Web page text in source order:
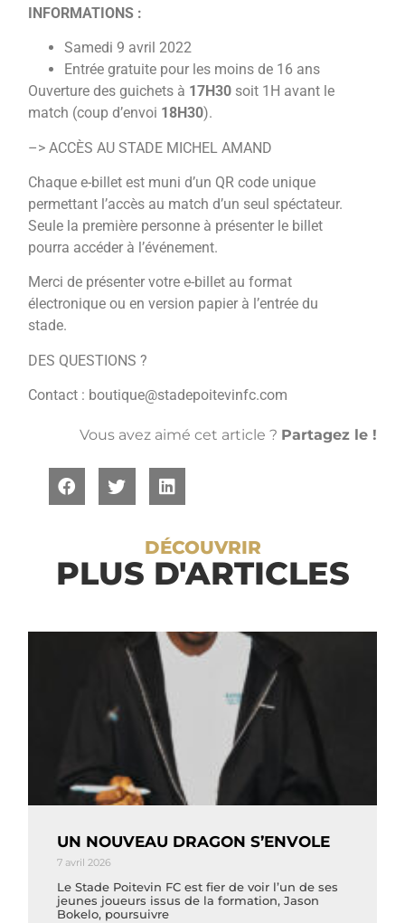
INFORMATIONS :
Samedi 9 avril 2022
Entrée gratuite pour les moins de 16 ans
Ouverture des guichets à 17H30 soit 1H avant le
match (coup d’envoi 18H30).
–> ACCÈS AU STADE MICHEL AMAND
Chaque e-billet est muni d’un QR code unique
permettant l’accès au match d’un seul spéctateur.
Seule la première personne à présenter le billet
pourra accéder à l’événement.
Merci de présenter votre e-billet au format
électronique ou en version papier à l’entrée du
stade.
DES QUESTIONS ?
Contact : boutique@stadepoitevinfc.com
Vous avez aimé cet article ? Partagez le !
DÉCOUVRIR
PLUS D'ARTICLES
UN NOUVEAU DRAGON S’ENVOLE
7 avril 2026
Le Stade Poitevin FC est fier de voir l’un de ses
jeunes joueurs issus de la formation, Jason
Bokelo, poursuivre